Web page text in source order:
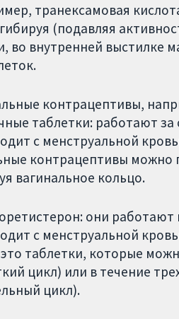
транексамовая
(подавляя
во внутренней выстилке
контрацептивы,
таблетки: работают за
с менструальной
контрацептивы можно
вагинальное кольцо.
они
с менструальной
таблетки, которые
цикл) или в течение
цикл).